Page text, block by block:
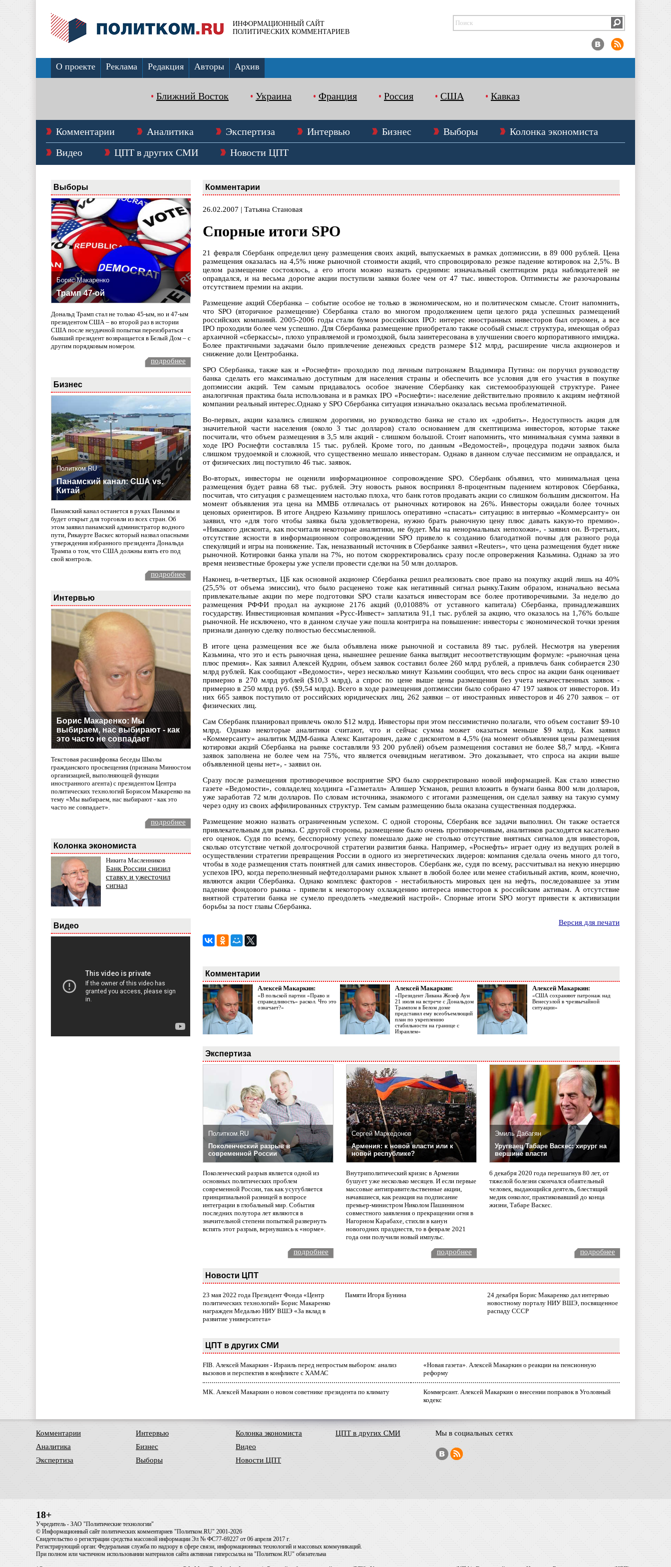
ИНФОРМАЦИОННЫЙ САЙТ
ПОЛИТИЧЕСКИХ КОММЕНТАРИЕВ
О проекте Реклама Редакция Авторы Архив
Ближний Восток Украина Франция Россия США Кавказ
Комментарии Аналитика Экспертиза Интервью Бизнес Выборы
Колонка экономиста
Видео
ЦПТ в других СМИ Новости ЦПТ
Выборы
Борис Макаренко
Трамп 47-ой
Дональд Трамп стал не только 45-ым, но и 47-ым
президентом США – во второй раз в истории
США после неудачной попытки переизбраться
бывший президент возвращается в Белый Дом – с
другим порядковым номером.
подробнее
Бизнес
Политком.RU
Панамский канал: США vs.
Китай
Панамский канал останется в руках Панамы и
будет открыт для торговли из всех стран. Об
этом заявил панамский администратор водного
пути, Рикаурте Васкес который назвал опасными
утверждения избранного президента Дональда
Трампа о том, что США должны взять его под
свой контроль.
подробнее
Интервью
Борис Макаренко: Мы
выбираем, нас выбирают - как
это часто не совпадает
Текстовая расшифровка беседы Школы
гражданского просвещения (признана Минюстом
организацией, выполняющей функции
иностранного агента) с президентом Центра
политических технологий Борисом Макаренко на
тему «Мы выбираем, нас выбирают - как это
часто не совпадает».
подробнее
Колонка экономиста
Никита Масленников
Банк России снизил
ставку и ужесточил
сигнал
Видео
Комментарии
26.02.2007 | Татьяна Становая
Спорные итоги SPO
21 февраля Сбербанк определил цену размещения своих акций, выпускаемых в рамках допэмиссии, в 89 000 рублей. Цена
размещения оказалась на 4,5% ниже рыночной стоимости акций, что спровоцировало резкое падение котировок на 2,5%. В
целом размещение состоялось, а его итоги можно назвать средними: изначальный скептицизм ряда наблюдателей не
оправдался, и на весьма дорогие акции поступили заявки более чем от 47 тыс. инвесторов. Оптимисты же разочарованы
отсутствием премии на акции.
Размещение акций Сбербанка – событие особое не только в экономическом, но и политическом смысле. Стоит напомнить,
что SPO (вторичное размещение) Сбербанка стало во многом продолжением цепи целого ряда успешных размещений
российских компаний. 2005-2006 годы стали бумом российских IPO: интерес иностранных инвесторов был огромен, а все
IPO проходили более чем успешно. Для Сбербанка размещение приобретало также особый смысл: структура, имеющая образ
архаичной «сберкассы», плохо управляемой и громоздкой, была заинтересована в улучшении своего корпоративного имиджа.
Более практичными задачами было привлечение денежных средств размере $12 млрд, расширение числа акционеров и
снижение доли Центробанка.
SPO Сбербанка, также как и «Роснефти» проходило под личным патронажем Владимира Путина: он поручил руководству
банка сделать его максимально доступным для населения страны и обеспечить все условия для его участия в покупке
допэмиссии акций. Тем самым придавалось особое значение Сбербанку как системообразующей структуре. Ранее
аналогичная практика была использована и в рамках IPO «Роснефти»: население действительно проявило к акциям нефтяной
компании реальный интерес.Однако у SPO Сбербанка ситуация изначально оказалась весьма проблематичной.
Во-первых, акции казались слишком дорогими, но руководство банка не стало их «дробить». Недоступность акция для
значительной части населения (около 3 тыс долларов) стало основанием для скептицизма инвесторов, которые также
посчитали, что объем размещения в 3,5 млн акций - слишком большой. Стоит напомнить, что минимальная сумма заявки в
ходе IPO Роснефти составляла 15 тыс. рублей. Кроме того, по данным «Ведомостей», процедура подачи заявок была
слишком трудоемкой и сложной, что существенно мешало инвесторам. Однако в данном случае пессимизм не оправдался, и
от физических лиц поступило 46 тыс. заявок.
Во-вторых, инвесторы не оценили информационное сопровождение SPO. Сбербанк объявил, что минимальная цена
размещения будет равна 68 тыс. рублей. Эту новость рынок воспринял 8-процентным падением котировок Сбербанка,
посчитав, что ситуация с размещением настолько плоха, что банк готов продавать акции со слишком большим дисконтом. На
момент объявления эта цена на ММВБ отличалась от рыночных котировок на 26%. Инвесторы ожидали более точных
ценовых ориентиров. В итоге Андрею Казьмину пришлось оперативно «спасать» ситуацию: в интервью «Коммерсанту» он
заявил, что «для того чтобы заявка была удовлетворена, нужно брать рыночную цену плюс давать какую-то премию».
«Никакого дисконта, как посчитали некоторые аналитики, не будет. Мы на ненормальных непохожи», - заявил он. В-третьих,
отсутствие ясности в информационном сопровождении SPO привело к созданию благодатной почвы для разного рода
спекуляций и игры на понижение. Так, неназванный источник в Сбербанке заявил «Reuters», что цена размещения будет ниже
рыночной. Котировки банка упали на 7%, но потом скорректировались сразу после опровержения Казьмина. Однако за это
время неизвестные брокеры уже успели провести сделки на 50 млн долларов.
Наконец, в-четвертых, ЦБ как основной акционер Сбербанка решил реализовать свое право на покупку акций лишь на 40%
(25,5% от объема эмиссии), что было расценено тоже как негативный сигнал рынку.Таким образом, изначально весьма
привлекательные акции по мере подготовки SPO стали казаться инвесторам все более противоречивыми. За неделю до
размещения РФФИ продал на аукционе 2176 акций (0,01088% от уставного капитала) Сбербанка, принадлежавших
государству. Инвестиционная компания «Русс-Инвест» заплатила 91,1 тыс. рублей за акцию, что оказалось на 1,76% больше
рыночной. Не исключено, что в данном случае уже пошла контригра на повышение: инвесторы с экономической точки зрения
признали данную сделку полностью бессмысленной.
В итоге цена размещения все же была объявлена ниже рыночной и составила 89 тыс. рублей. Несмотря на уверения
Казьмина, что это и есть рыночная цена, нынешнее решение банка выглядит несоответствующим формуле: «рыночная цена
плюс премия». Как заявил Алексей Кудрин, объем заявок составил более 260 млрд рублей, а привлечь банк собирается 230
млрд рублей. Как сообщают «Ведомости», через несколько минут Казьмин сообщил, что весь спрос на акции банк оценивает
примерно в 270 млрд рублей ($10,3 млрд), а спрос по цене выше цены размещения без учета некачественных заявок -
примерно в 250 млрд руб. ($9,54 млрд). Всего в ходе размещения допэмиссии было собрано 47 197 заявок от инвесторов. Из
них 665 заявок поступило от российских юридических лиц, 262 заявки – от иностранных инвесторов и 46 270 заявок – от
физических лиц.
Сам Сбербанк планировал привлечь около $12 млрд. Инвесторы при этом пессимистично полагали, что объем составит $9-10
млрд. Однако некоторые аналитики считают, что и сейчас сумма может оказаться меньше $9 млрд. Как заявил
«Коммерсанту» аналитик МДМ-банка Алекс Кантарович, даже с дисконтом в 4,5% (на момент объявления цены размещения
котировки акций Сбербанка на рынке составляли 93 200 рублей) объем размещения составил не более $8,7 млрд. «Книга
заявок заполнена не более чем на 75%, что является очевидным негативом. Это доказывает, что спроса на акции выше
объявленной цены нет», - заявил он.
Сразу после размещения противоречивое восприятие SPO было скорректировано новой информацией. Как стало известно
газете «Ведомости», совладелец холдинга «Газметалл» Алишер Усманов, решил вложить в бумаги банка 800 млн долларов,
уже заработав 72 млн долларов. По словам источника, знакомого с итогами размещения, он сделал заявку на такую сумму
через одну из своих аффилированных структур. Тем самым размещению была оказана существенная поддержка.
Размещение можно назвать ограниченным успехом. С одной стороны, Сбербанк все задачи выполнил. Он также остается
привлекательным для рынка. С другой стороны, размещение было очень противоречивым, аналитиков расходятся касательно
его оценок. Судя по всему, бесспорному успеху помешало даже не столько отсутствие внятных сигналов для инвесторов,
сколько отсутствие четкой долгосрочной стратегии развития банка. Например, «Роснефть» играет одну из ведущих ролей в
осуществлении стратегии превращения России в одного из энергетических лидеров: компания сделала очень много дл того,
чтобы в ходе размещения стать понятней для самих инвесторов. Сбербанк же, судя по всему, рассчитывал на некую инерцию
успехов IPO, когда переполненный нефтедолларами рынок хлынет в любой более или менее стабильный актив, коим, конечно,
являются акции Сбербанка. Однако комплекс факторов - нестабильность мировых цен на нефть, последовавшее за этим
падение фондового рынка - привели к некоторому охлаждению интереса инвесторов к российским активам. А отсутствие
внятной стратегии банка не сумело преодолеть «медвежий настрой». Спорные итоги SPO могут привести к активизации
борьбы за пост главы Сбербанка.
Версия для печати
Комментарии
Алексей Макаркин:
«В польской партии «Право и
справедливость» раскол. Что это
означает?»
Алексей Макаркин:
«Президент Ливана Жозеф Аун
21 июля на встрече с Дональдом
Трампом в Белом доме
представил ему всеобъемлющий
план по укреплению
стабильности на границе с
Израилем»
Алексей Макаркин:
«США сохраняют патронаж над
Венесуэлой в чрезвычайной
ситуации»
Экспертиза
Политком.RU
Поколенческий разрыв в
современной России
Поколенческий разрыв является одной из
основных политических проблем
современной России, так как усугубляется
принципиальной разницей в вопросе
интеграции в глобальный мир. События
последних полутора лет являются в
значительной степени попыткой развернуть
вспять этот разрыв, вернувшись к «норме».
Сергей Маркедонов
Армения: к новой власти или к
новой республике?
Внутриполитический кризис в Армении
бушует уже несколько месяцев. И если первые
массовые антиправительственные акции,
начавшиеся, как реакция на подписание
премьер-министром Николом Пашиняном
совместного заявления о прекращении огня в
Нагорном Карабахе, стихли в канун
новогодних празднеств, то в феврале 2021
года они получили новый импульс.
Эмиль Дабагян
Уругваец Табаре Васкес: хирург на
вершине власти
6 декабря 2020 года перешагнув 80 лет, от
тяжелой болезни скончался обаятельный
человек, выдающийся деятель, блестящий
медик онколог, практиковавший до конца
жизни, Табаре Васкес.
подробнее подробнее подробнее
Новости ЦПТ
23 мая 2022 года Президент Фонда «Центр
политических технологий» Борис Макаренко
награжден Медалью НИУ ВШЭ «За вклад в
развитие университета»
Памяти Игоря Бунина
24 декабря Борис Макаренко дал интервью
новостному порталу НИУ ВШЭ, посвященное
распаду СССР
ЦПТ в других СМИ
FIB. Алексей Макаркин - Израиль перед непростым выбором: анализ
вызовов и перспектив в конфликте с ХАМАС
«Новая газета». Алексей Макаркин о реакции на пенсионную
реформу
МК. Алексей Макаркин о новом советнике президента по климату
Коммерсант. Алексей Макаркин о внесении поправок в Уголовный
кодекс
Комментарии
Аналитика
Экспертиза
Интервью
Бизнес
Выборы
Колонка экономиста
Видео
Новости ЦПТ
ЦПТ в других СМИ Мы в социальных сетях
18+
Учредитель - ЗАО "Политические технологии"
© Информационный сайт политических комментариев "Политком.RU" 2001-2026
Свидетельство о регистрации средства массовой информации Эл № ФС77-69227 от 06 апреля 2017 г.
Регистрирующий орган: Федеральная служба по надзору в сфере связи, информационных технологий и массовых коммуникаций.
При полном или частичном использовании материалов сайта активная гиперссылка на "Политком.RU" обязательна